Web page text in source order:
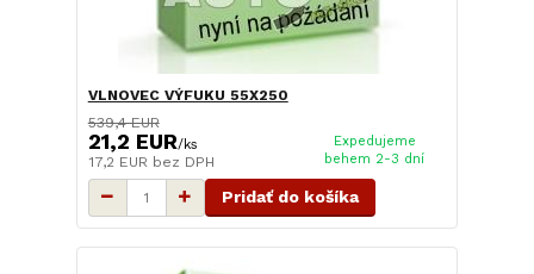
VLNOVEC VÝFUKU 55X250
539,4 EUR
21,2 EUR/ks
17,2 EUR bez DPH
Expedujeme
behem 2-3 dní
Pridať do košíka